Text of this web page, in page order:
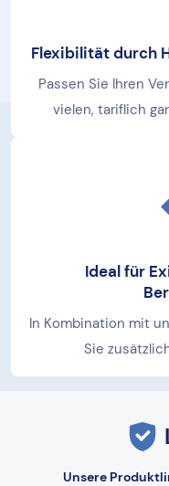
Flexibilität durch
Passen Sie Ihren
vielen, tariflich
Ideal für
In Kombination mit
Sie
Unsere